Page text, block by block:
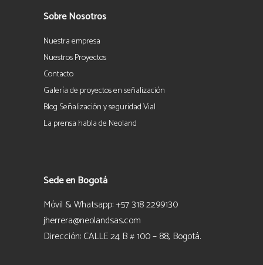
Sobre Nosotros
Nuestra empresa
Nuestros Proyectos
Contacto
Galería de proyectos en señalización
Blog Señalización y seguridad Vial
La prensa habla de Neoland
Sede en Bogotá
Móvil & Whatsapp: +57 318 2299130
jherrera@neolandsas.com
Dirección: CALLE 24 B # 100 – 88, Bogotá.